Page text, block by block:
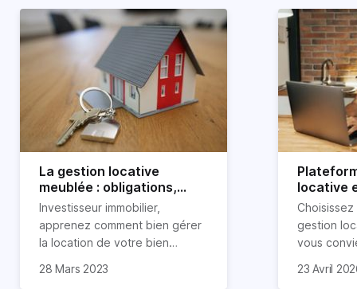
La gestion locative
meublée : obligations,
avantages et
inconvénients
Investisseur immobilier,
apprenez comment bien gérer
la location de votre bien
quelles sont vos obligations en
28 Mars 2023
locative
pourquoi
gestion
vous
23 Avril